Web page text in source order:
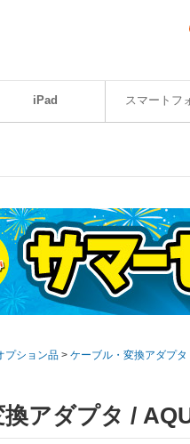
iPad スマートフ
プション品 > ケーブル・変換アダプタ
アダプタ /